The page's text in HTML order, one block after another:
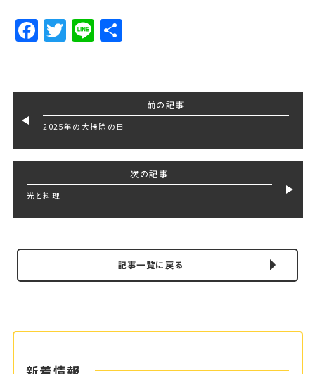
Facebook
Twitter
LineShare
前の記事
2025年の大掃除の日
次の記事
光と料理
記事一覧に戻る